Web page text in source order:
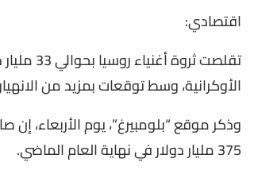
اقتصادي:
تقلصت
الأوكرانية، وسط توقعات بمزيد من
375 مليار دولار في نهاية العام الماضي.